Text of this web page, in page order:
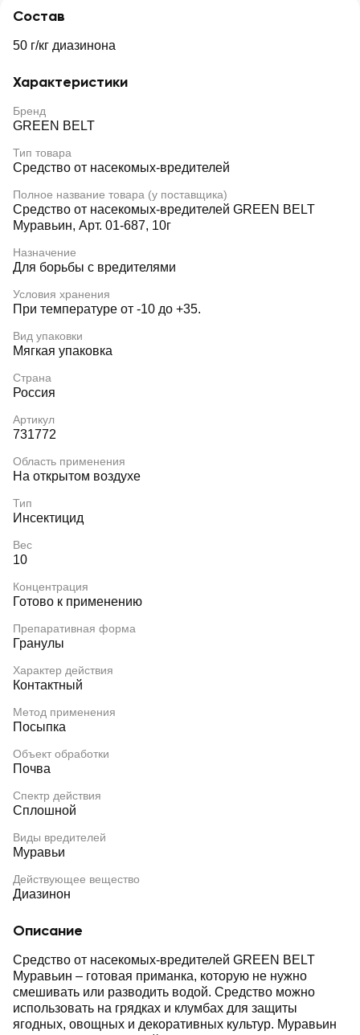
Состав
50 г/кг диазинона
Характеристики
Бренд
GREEN BELT
Тип товара
Средство от насекомых-вредителей
Полное название товара (у поставщика)
Средство от насекомых-вредителей GREEN BELT
Муравьин, Арт. 01-687, 10г
Назначение
Для борьбы с вредителями
Условия хранения
При температуре от -10 до +35.
Вид упаковки
Мягкая упаковка
Страна
Россия
Артикул
731772
Область применения
На открытом воздухе
Тип
Инсектицид
Вес
10
Концентрация
Готово к применению
Препаративная форма
Гранулы
Характер действия
Контактный
Метод применения
Посыпка
Объект обработки
Почва
Спектр действия
Сплошной
Виды вредителей
Муравьи
Действующее вещество
Диазинон
Описание
Средство от насекомых-вредителей GREEN BELT
Муравьин – готовая приманка, которую не нужно
смешивать или разводить водой. Средство можно
использовать на грядках и клумбах для защиты
ягодных, овощных и декоративных культур. Муравьин